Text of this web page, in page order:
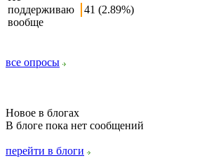
поддерживаю
вообще
41 (2.89%)
все опросы
Новое в блогах
В блоге пока нет сообщений
перейти в блоги